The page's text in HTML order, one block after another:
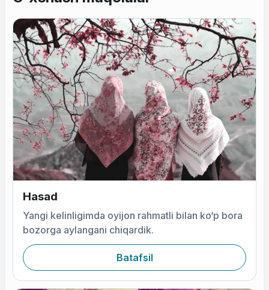
Hasad
Yangi kelinligimda oyijon rahmatli bilan ko‘p bora
bozorga aylangani chiqardik.
Batafsil